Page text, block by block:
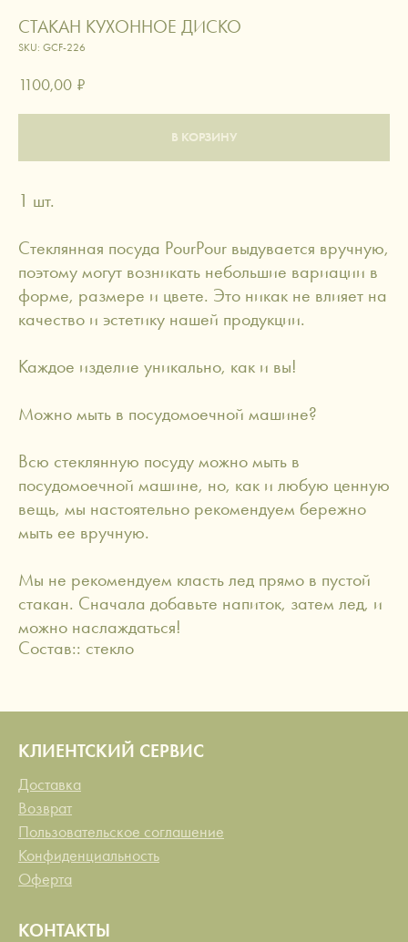
СТАКАН КУХОННОЕ ДИСКО
SKU: GCF-226
1100,00 ₽
В КОРЗИНУ
1 шт.
Стеклянная посуда PourPour выдувается вручную,
поэтому могут возникать небольшие вариации в
форме, размере и цвете. Это никак не влияет на
качество и эстетику нашей продукции.
Каждое изделие уникально, как и вы!
Можно мыть в посудомоечной машине?
Всю стеклянную посуду можно мыть в
посудомоечной машине, но, как и любую ценную
вещь, мы настоятельно рекомендуем бережно
мыть ее вручную.
Мы не рекомендуем класть лед прямо в пустой
стакан. Сначала добавьте напиток, затем лед, и
можно наслаждаться!
Состав:: стекло
КЛИЕНТСКИЙ СЕРВИС
Доставка
Возврат
Пользовательское соглашение
Конфиденциальность
Оферта
КОНТАКТЫ